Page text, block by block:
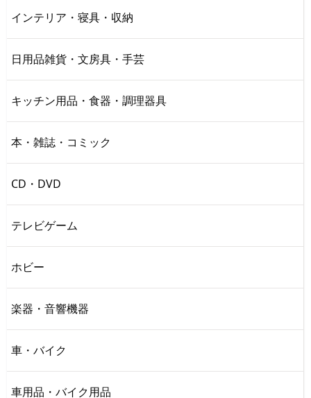
インテリア・寝具・収納
日用品雑貨・文房具・手芸
キッチン用品・食器・調理器具
本・雑誌・コミック
CD・DVD
テレビゲーム
ホビー
楽器・音響機器
車・バイク
車用品・バイク用品